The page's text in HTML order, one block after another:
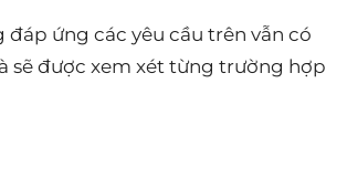
đáp ứng các yêu cầu trên vẫn có
sẽ được xem xét từng trường hợp